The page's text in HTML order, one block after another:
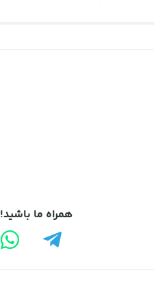
همراه ما باشید!